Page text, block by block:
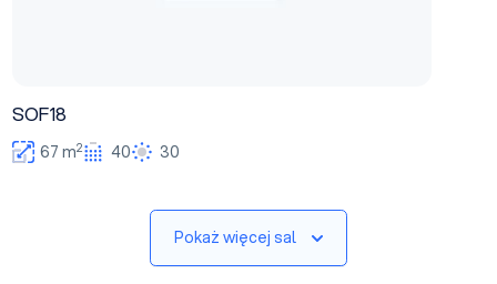
SOF18
67 m2 40 30
Pokaż więcej sal